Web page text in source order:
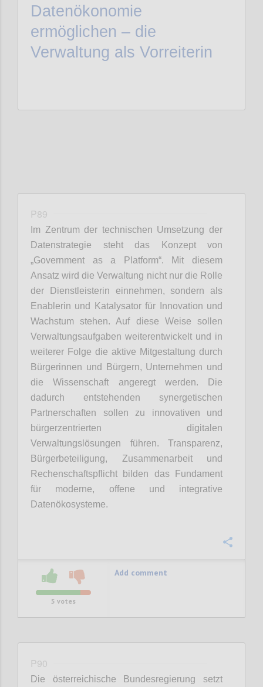
Datenökonomie
ermöglichen – die
Verwaltung als Vorreiterin
P89
Im Zentrum der technischen Umsetzung der
Datenstrategie steht das Konzept von
„Government as a Platform“. Mit diesem
Ansatz wird die Verwaltung nicht nur die Rolle
der Dienstleisterin einnehmen, sondern als
Enablerin und Katalysator für Innovation und
Wachstum stehen. Auf diese Weise sollen
Verwaltungsaufgaben weiterentwickelt und in
weiterer Folge die aktive Mitgestaltung durch
Bürgerinnen und Bürgern, Unternehmen und
die Wissenschaft angeregt werden. Die
dadurch entstehenden synergetischen
Partnerschaften sollen zu innovativen und
bürgerzentrierten digitalen
Verwaltungslösungen führen. Transparenz,
Bürgerbeteiligung, Zusammenarbeit und
Rechenschaftspflicht bilden das Fundament
für moderne, offene und integrative
Datenökosysteme.
5 votes
Add comment
P90
Die österreichische Bundesregierung setzt